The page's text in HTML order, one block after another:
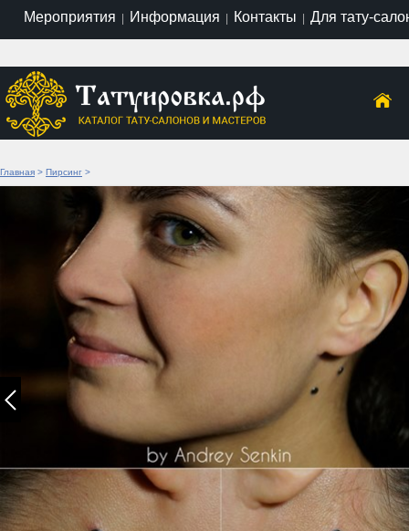
Мероприятия | Информация | Контакты | Для тату-
Главная > Пирсинг >